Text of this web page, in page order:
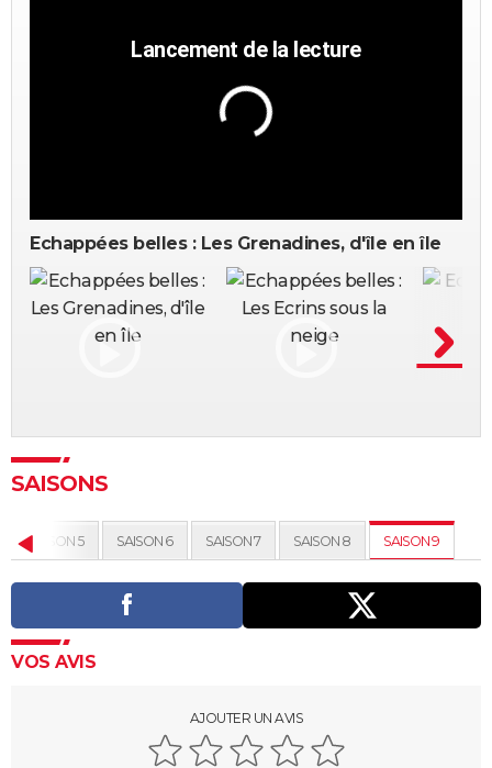
Echappées belles : Les Grenadines, d'île en île
SAISONS
SAISON 5 SAISON 6 SAISON 7 SAISON 8 SAISON 9
VOS AVIS
AJOUTER UN AVIS